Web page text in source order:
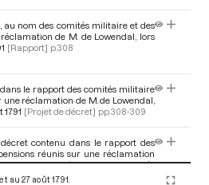
au nom des comités militaire et des
de M. de Lowendal, lors
[Rapport] p.308
le rapport des comités militaire
une réclamation de M. de Lowendal,
[Projet de décret] pp.308-309
contenu dans le rapport des
réunis sur une réclamation
lors de la séance du 9 août
au 27 août 1791.